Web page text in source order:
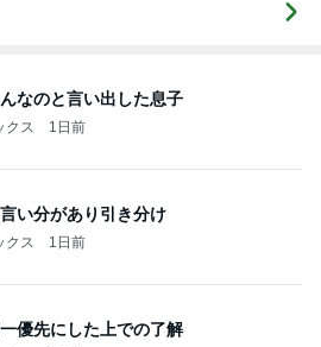
なのと言い出した息子
クス 1日前
い分があり引き分け
クス 1日前
優先にした上での了解